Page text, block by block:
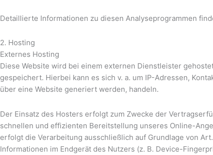
Detaillierte Informationen zu diesen Analyseprogrammen
2. Hosting
Externes Hosting
Diese Website wird bei einem externen Dienstleister
gespeichert. Hierbei kann es sich v. a. um IP-Adressen,
über eine Website generiert werden, handeln.
Der Einsatz des Hosters erfolgt zum Zwecke der
schnellen und effizienten Bereitstellung unseres Online-
erfolgt die Verarbeitung ausschließlich auf Grundlage von
Informationen im Endgerät des Nutzers (z. B. Device-